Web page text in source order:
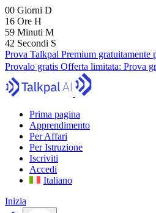
00 Giorni D
16 Ore H
59 Minuti M
41 Secondi S
Prova Talkpal Premium gratuitamente
Provalo gratis Offerta limitata: Prova
Prima pagina
Apprendimento
Per Affari
Per Istruzione
Iscriviti
Accedi
Italiano
Inizia